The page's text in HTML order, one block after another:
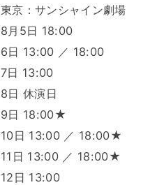
東京：サンシャイン劇場
8月5日 18:00
6日 13:00 ／ 18:00
7日 13:00
8日 休演日
9日 18:00★
10日 13:00 ／ 18:00★
11日 13:00 ／ 18:00★
12日 13:00